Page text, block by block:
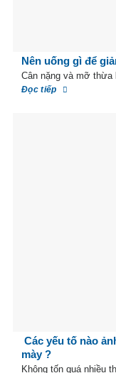
Nên uống gì để
Cân nặng và mỡ thừa
Đọc tiếp
Các yếu tố nào
mày ?
Không tốn quá nhiều